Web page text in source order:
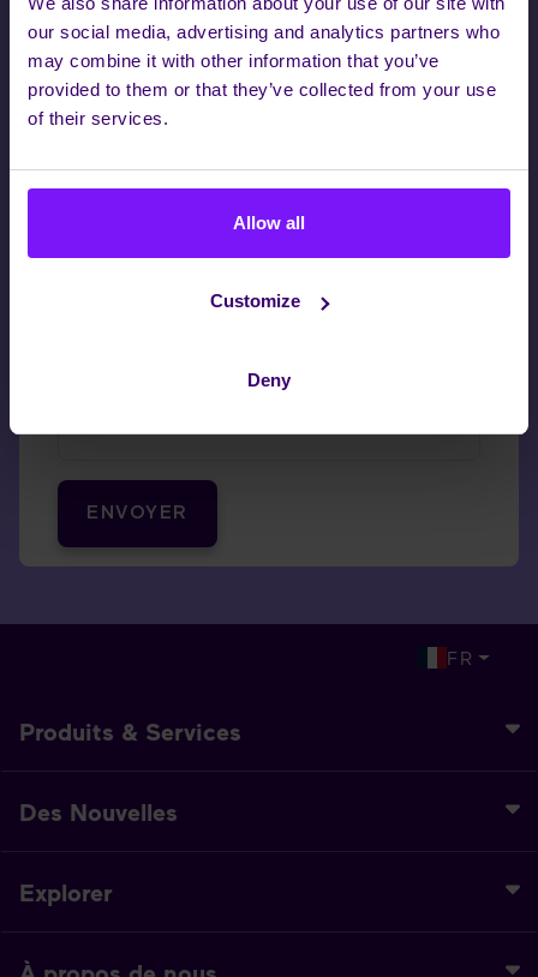
our social media, advertising and analytics partners who
may combine it with other information that you’ve
provided to them or that they’ve collected from your use
of their services.
Allow all
Customize
Deny
Société*
Nom*
ENVOYER
FR
Produits & Services
Des Nouvelles
Explorer